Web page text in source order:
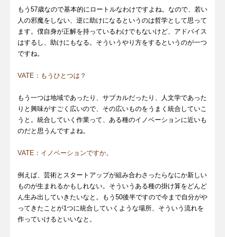
もう57歳なので基本的にロートルなわけですよね。なので、若い
人の邪魔をしない、逆に助けになるというのは哲学として思って
ます。僕自身が正解を持っているわけでもないけど、アドバイス
はするし、助けにもなる。そういうやり方をするというのが一つ
ですね。
VATE：もうひとつは？
もう一つは地域であったり、サブカルだったり、人文学であった
りと興味がすごく広いので、その広いものをうまく統合していこ
うと。統合していく作業って、ある種のイノベーションに近いも
のだと思うんですよね。
VATE：イノベーションですか。
例えば、芸術とスタートアップが組み合わさったらなにか新しい
ものが生まれるかもしれない。そういうある種の掛け算をどんど
ん生み出していきたいなと。もう50後半ですので今まで自分がや
ってきたことが1つに統合していくような場所、そういう流れを
作っていけるといいなと。